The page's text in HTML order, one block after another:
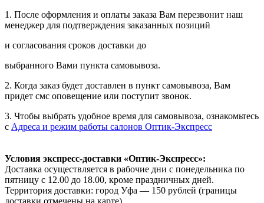
1. После оформления и оплаты заказа Вам перезвонит наш
менеджер для подтверждения заказанных позиций
и согласования сроков доставки до
выбранного Вами пункта самовывоза.
2. Когда заказ будет доставлен в пункт самовывоза, Вам
придет смс оповещение или поступит звонок.
3. Чтобы выбрать удобное время для самовывоза, ознакомьтесь
с Адреса и режим работы салонов Оптик-Экспресс
Условия экспресс-доставки «Оптик-Экспресс»:
Доставка осуществляется в рабочие дни с понедельника по
пятницу с 12.00 до 18.00, кроме праздничных дней.
Территория доставки: город Уфа — 150 рублей (границы
доставки отмечены на карте).